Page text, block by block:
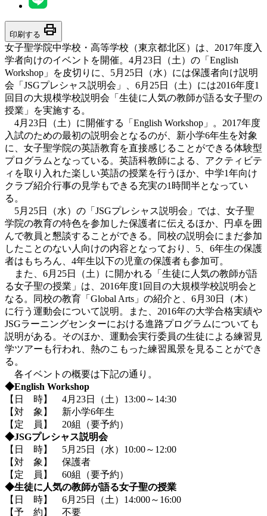
印刷する print
女子聖学院中学校・高等学校（東京都北区）は、2017年度入
学者向けのイベントを開催。4月23日（土）の「English
Workshop」を皮切りに、5月25日（水）には保護者向け説明
会「JSGプレシャス説明会」、6月25日（土）には2016年度1
回目の大規模学校説明会「生徒に人気の教師が語る女子聖の
授業」を実施する。
4月23日（土）に開催する「English Workshop」。2017年度
入試のための最初の説明会となるのが、新小学6年生を対象
に、女子聖学院の英語教育を直接感じることができる体験型
プログラムとなっている。英語科教師による、アクティビテ
ィを取り入れた楽しい英語の授業を行うほか、中学1年向け
クラブ紹介行事の見学もできる充実の1時間半となってい
る。
5月25日（水）の「JSGプレシャス説明会」では、女子聖
学院の教育の特色を参加した保護者に伝えるほか、円卓を囲
んで教員と懇談することができる。同校の説明会にまだ参加
したことのない人向けの内容となっており、5、6年生の保護
者はもちろん、4年生以下の児童の保護者も参加可。
また、6月25日（土）に開かれる「生徒に人気の教師が語
る女子聖の授業」は、2016年度1回目の大規模学校説明会と
なる。同校の教育「Global Arts」の紹介と、6月30日（木）
に行う運動会について説明。また、2016年の大学合格実績や
JSGラーニングセンターにおける進路プログラムについても
説明がある。そのほか、運動会実行委員の生徒による練習見
学ツアーも行われ、熱のこもった練習風景を見ることができ
る。
各イベントの概要は下記の通り。
◆English Workshop
【日 時】 4月23日（土）13:00～14:30
【対 象】 新小学6年生
【定 員】 20組（要予約）
◆JSGプレシャス説明会
【日 時】 5月25日（水）10:00～12:00
【対 象】 保護者
【定 員】 60組（要予約）
◆生徒に人気の教師が語る女子聖の授業
【日 時】 6月25日（土）14:000～16:00
【予 約】 不要